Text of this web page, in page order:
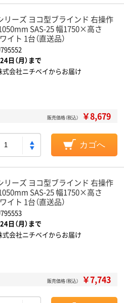
リーズ ヨコ型ブラインド 右操作
SAS-25 幅1750×高さ
イト 1台（直送品）
日（月）まで
式会社ニチベイからお届け
販売価格（税込） ￥8,679
カゴへ
リーズ ヨコ型ブラインド 右操作
SAS-25 幅1750×高さ
イト 1台（直送品）
日（月）まで
式会社ニチベイからお届け
販売価格（税込） ￥7,743